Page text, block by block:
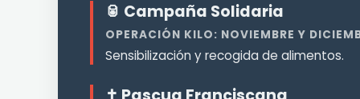
🥫 Campaña Solidaria
OPERACIÓN KILO: NOVIEMBRE Y
Sensibilización y recogida de alimentos.